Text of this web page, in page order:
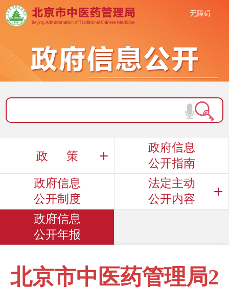
无障碍
政 策
政府信息
公开指南
政府信息
公开制度
法定主动
公开内容
政府信息
公开年报
北京市中医药管理局2